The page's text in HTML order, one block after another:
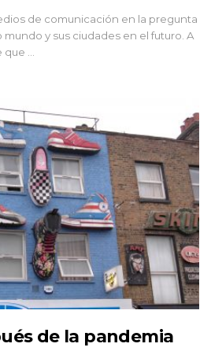
de comunicación en la pregunta
y sus ciudades en el futuro. A
…
de la pandemia